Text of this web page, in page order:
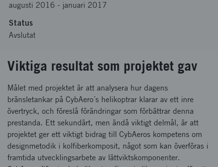
augusti 2016 - januari 2017
Status
Avslutat
Viktiga resultat som projektet gav
Målet med projektet är att analysera hur dagens
bränsletankar på CybAero´s helikoptrar klarar av ett inre
övertryck, och föreslå förändringar som förbättrar denna
prestanda. Ett sekundärt, men ändå viktigt delmål, är att
projektet ger ett viktigt bidrag till CybAeros kompetens om
designmetodik i kolfiberkomposit, något som kan överföras i
framtida utvecklingsarbete av lättviktskomponenter.